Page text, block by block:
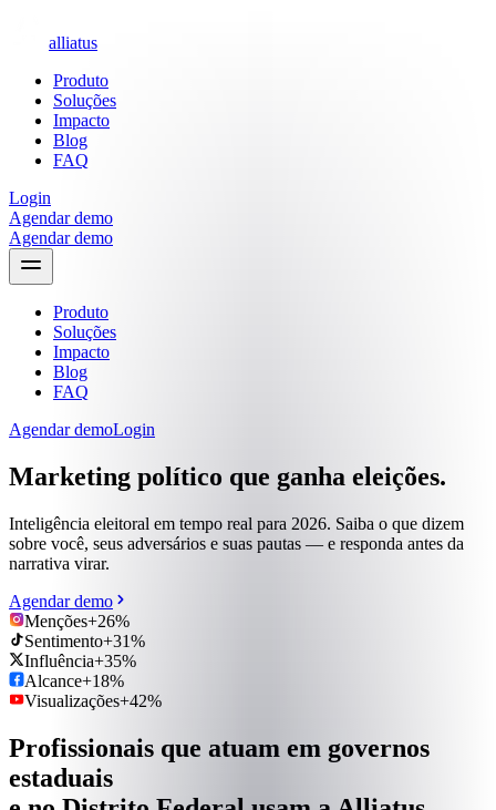
alliatus
Produto
Soluções
Impacto
Blog
FAQ
Login
Agendar demo
Agendar demo
Produto
Soluções
Impacto
Blog
FAQ
Agendar demoLogin
Marketing político que ganha eleições.
Inteligência eleitoral em tempo real para 2026. Saiba o que dizem
sobre você, seus adversários e suas pautas — e responda antes da
narrativa virar.
Agendar demo
Menções+26%
Sentimento+31%
Influência+35%
Alcance+18%
Visualizações+42%
Profissionais que atuam em governos
estaduais